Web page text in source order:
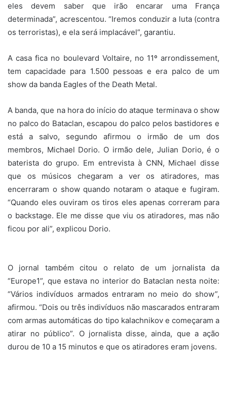
eles devem saber que irão encarar uma França
determinada”, acrescentou. “Iremos conduzir a luta (contra
os terroristas), e ela será implacável”, garantiu.
A casa fica no boulevard Voltaire, no 11º arrondissement,
tem capacidade para 1.500 pessoas e era palco de um
show da banda Eagles of the Death Metal.
A banda, que na hora do início do ataque terminava o show
no palco do Bataclan, escapou do palco pelos bastidores e
está a salvo, segundo afirmou o irmão de um dos
membros, Michael Dorio. O irmão dele, Julian Dorio, é o
baterista do grupo. Em entrevista à CNN, Michael disse
que os músicos chegaram a ver os atiradores, mas
encerraram o show quando notaram o ataque e fugiram.
“Quando eles ouviram os tiros eles apenas correram para
o backstage. Ele me disse que viu os atiradores, mas não
ficou por ali”, explicou Dorio.
O jornal também citou o relato de um jornalista da
“Europe1”, que estava no interior do Bataclan nesta noite:
“Vários indivíduos armados entraram no meio do show”,
afirmou. “Dois ou três indivíduos não mascarados entraram
com armas automáticas do tipo kalachnikov e começaram a
atirar no público”. O jornalista disse, ainda, que a ação
durou de 10 a 15 minutos e que os atiradores eram jovens.